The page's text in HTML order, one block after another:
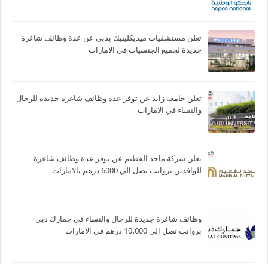
تعلن مستشفيات ميديكلينيك بدبي عن عدة وظائف شاغرة
جديدة لجميع الجنسيات في الامارات
تعلن جامعة زايد عن توفر عدة وظائف شاغرة جديده للرجال
والنساء في الامارات
تعلن شركة ماجد الفطيم عن توفر عدة وظائف شاغرة
للوافدين برواتب تصل الي 6000 درهم بالامارات
وظائف شاغرة جديدة للرجال والنساء في جمارك دبي
برواتب تصل الي 10،000 درهم في الامارات